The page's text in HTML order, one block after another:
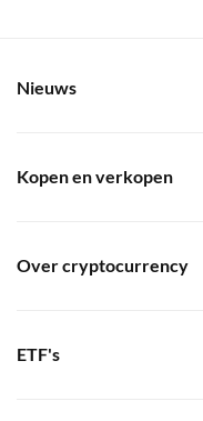
Nieuws
Kopen en verkopen
Over cryptocurrency
ETF's